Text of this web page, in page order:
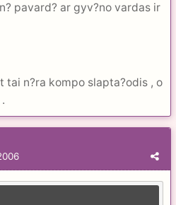
pavard? ar gyv?no vardas ir
tai n?ra kompo slapta?odis , o